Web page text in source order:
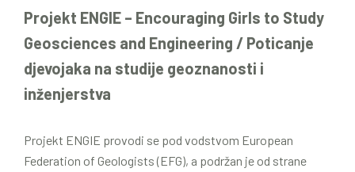
Projekt ENGIE – Encouraging Girls to Study
Geosciences and Engineering / Poticanje
djevojaka na studije geoznanosti i
inženjerstva
Projekt ENGIE provodi se pod vodstvom European
Federation of Geologists (EFG), a podržan je od strane